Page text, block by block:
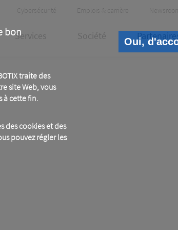
bon
traite des
site Web, vous
à cette fin.
des cookies et des
pouvez régler les
Oui,
Header
Meta
Cybersécurité Emplois & carrière
Services Société